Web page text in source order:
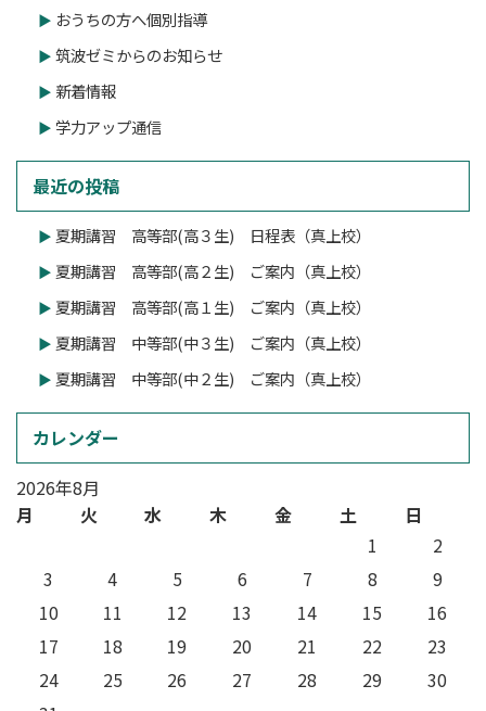
おうちの方へ個別指導
筑波ゼミからのお知らせ
新着情報
学力アップ通信
最近の投稿
夏期講習 高等部(高３生) 日程表（真上校）
夏期講習 高等部(高２生) ご案内（真上校）
夏期講習 高等部(高１生) ご案内（真上校）
夏期講習 中等部(中３生) ご案内（真上校）
夏期講習 中等部(中２生) ご案内（真上校）
カレンダー
2026年8月
月
火 水 木 金 土
日
1
2
3
4 5 6 7 8
9
10
11 12 13 14 15
16
17
18 19 20 21 22
23
24
25 26 27 28 29
30